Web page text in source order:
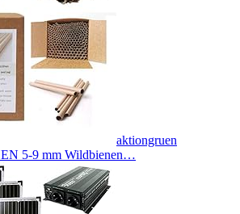
aktiongruen
5-9 mm Wildbienen…